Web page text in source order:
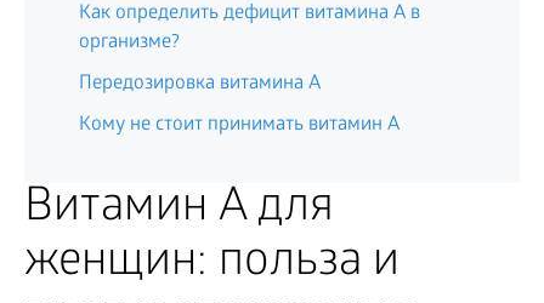
Как определить дефицит витамина A в
организме?
Передозировка витамина A
Кому не стоит принимать витамин A
Витамин A для
женщин: польза и